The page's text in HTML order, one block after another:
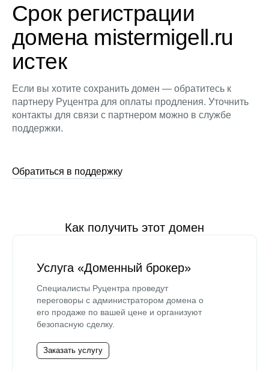
Срок регистрации
домена mistermigell.ru
истек
Если вы хотите сохранить домен — обратитесь к
партнеру Руцентра для оплаты продления. Уточнить
контакты для связи с партнером можно в службе
поддержки.
Обратиться в поддержку
Как получить этот домен
Услуга «Доменный брокер»
Специалисты Руцентра проведут
переговоры с администратором домена о
его продаже по вашей цене и организуют
безопасную сделку.
Заказать услугу